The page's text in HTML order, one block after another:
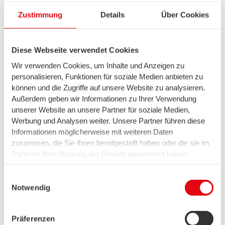
Zustimmung Details Über Cookies
Diese Webseite verwendet Cookies
Wir verwenden Cookies, um Inhalte und Anzeigen zu
personalisieren, Funktionen für soziale Medien anbieten zu
können und die Zugriffe auf unsere Website zu analysieren.
Außerdem geben wir Informationen zu Ihrer Verwendung
unserer Website an unsere Partner für soziale Medien,
Werbung und Analysen weiter. Unsere Partner führen diese
Informationen möglicherweise mit weiteren Daten
zusammen, die Sie ihnen bereitgestellt haben oder die sie im
Rahmen Ihrer Nutzung der Dienste gesammelt haben.
existiert. Das birgt das Risiko des unbemerkten Zugriffs
durch Behörden, das Fehlen von Betroffenenrechten,
Daten.
Notwendig
Präferenzen
Wohnen & Arbeiten
Tipps gegen Handynacken
& Handydaumen
Wohnen & Arbeiten